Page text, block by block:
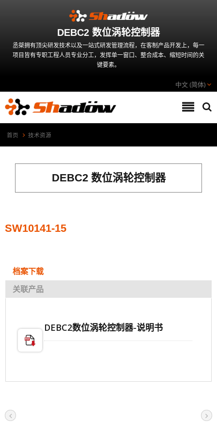
DEBC2 数位涡轮控制器
丞桀拥有顶尖研发技术以及一站式研发管理流程，在客制产品开发上，每一
项目皆有专职工程人员专业分工，发挥单一窗口、整合成本、缩短时间的关
键要素。
中文 (简体)
首页 技术资源
DEBC2 数位涡轮控制器
SW10141-15
档案下载
关联产品
DEBC2数位涡轮控制器-说明书